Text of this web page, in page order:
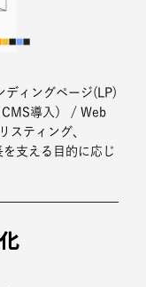
ディングページ(LP)
導入） / Web
スティング、
支える目的に応じ